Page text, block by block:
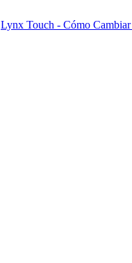
Lynx Touch - Cómo